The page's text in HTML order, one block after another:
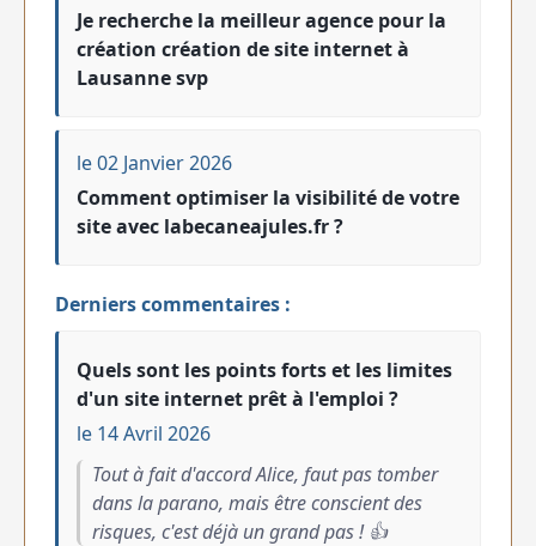
Je recherche la meilleur agence pour la
création création de site internet à
Lausanne svp
le 02 Janvier 2026
Comment optimiser la visibilité de votre
site avec labecaneajules.fr ?
Derniers commentaires :
Quels sont les points forts et les limites
d'un site internet prêt à l'emploi ?
le 14 Avril 2026
Tout à fait d'accord Alice, faut pas tomber
dans la parano, mais être conscient des
risques, c'est déjà un grand pas ! 👍